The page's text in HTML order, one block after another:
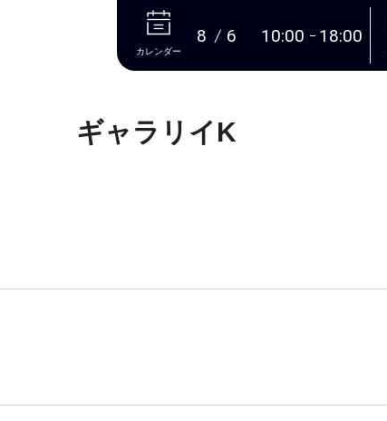
本文へ
カレンダー
8 6 10:00 18:00
ギャラリイK